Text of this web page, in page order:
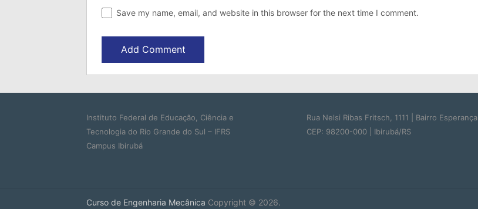
Save my name, email, and website in this browser for the next time I comment.
Instituto Federal de Educação, Ciência e
Tecnologia do Rio Grande do Sul – IFRS
Campus Ibirubá
Rua Nelsi Ribas Fritsch, 1111 | Bairro Esperança |
CEP: 98200-000 | Ibirubá/RS
Curso de Engenharia Mecânica Copyright © 2026.